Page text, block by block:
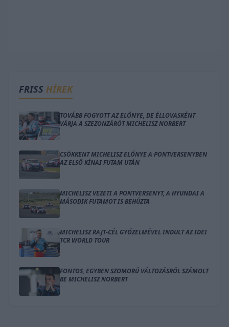
FRISS HÍREK
TOVÁBB FOGYOTT AZ ELŐNYE, DE ÉLLOVASKÉNT
VÁRJA A SZEZONZÁRÓT MICHELISZ NORBERT
CSÖKKENT MICHELISZ ELŐNYE A PONTVERSENYBEN
AZ ELSŐ KÍNAI FUTAM UTÁN
MICHELISZ VEZETI A PONTVERSENYT, A HYUNDAI A
MÁSODIK FUTAMOT IS BEHÚZTA
MICHELISZ RAJT-CÉL GYŐZELMÉVEL INDULT AZ IDEI
TCR WORLD TOUR
FONTOS, EGYBEN SZOMORÚ VÁLTOZÁSRÓL SZÁMOLT
BE MICHELISZ NORBERT